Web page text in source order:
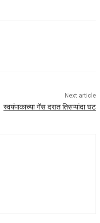
Next article
स्वयंपाकाच्या गॅॅस दरात तिसऱ्यांदा घट